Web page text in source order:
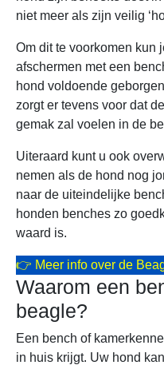
niet meer als zijn veilig
Om dit te voorkomen kun
afschermen met een
hond voldoende
zorgt er tevens voor dat
gemak zal voelen in de
Uiteraard kunt u ook
nemen als de hond nog
naar de uiteindelijke
honden benches zo
waard is.
👉 Meer info over de
Waarom een
beagle?
Een bench of
in huis krijgt. Uw hond